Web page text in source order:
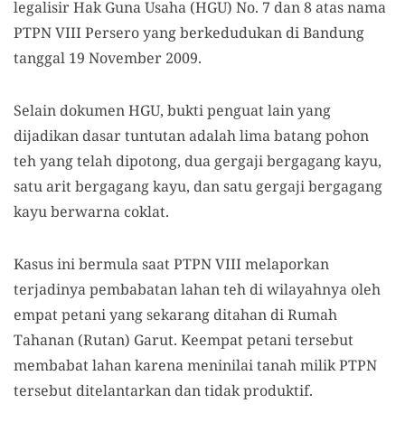
legalisir Hak Guna Usaha (HGU) No. 7 dan 8 atas nama
PTPN VIII Persero yang berkedudukan di Bandung
tanggal 19 November 2009.
Selain dokumen HGU, bukti penguat lain yang
dijadikan dasar tuntutan adalah lima batang pohon
teh yang telah dipotong, dua gergaji bergagang kayu,
satu arit bergagang kayu, dan satu gergaji bergagang
kayu berwarna coklat.
Kasus ini bermula saat PTPN VIII melaporkan
terjadinya pembabatan lahan teh di wilayahnya oleh
empat petani yang sekarang ditahan di Rumah
Tahanan (Rutan) Garut. Keempat petani tersebut
membabat lahan karena meninilai tanah milik PTPN
tersebut ditelantarkan dan tidak produktif.